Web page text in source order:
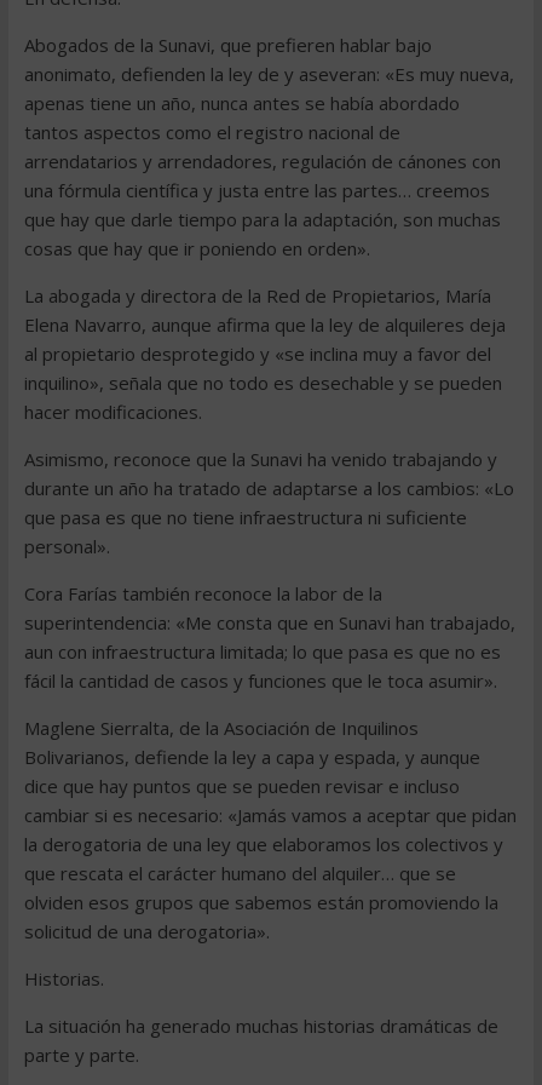
Abogados de la Sunavi, que prefieren hablar bajo
anonimato, defienden la ley de y aseveran: «Es muy nueva,
apenas tiene un año, nunca antes se había abordado
tantos aspectos como el registro nacional de
arrendatarios y arrendadores, regulación de cánones con
una fórmula científica y justa entre las partes… creemos
que hay que darle tiempo para la adaptación, son muchas
cosas que hay que ir poniendo en orden».
La abogada y directora de la Red de Propietarios, María
Elena Navarro, aunque afirma que la ley de alquileres deja
al propietario desprotegido y «se inclina muy a favor del
inquilino», señala que no todo es desechable y se pueden
hacer modificaciones.
Asimismo, reconoce que la Sunavi ha venido trabajando y
durante un año ha tratado de adaptarse a los cambios: «Lo
que pasa es que no tiene infraestructura ni suficiente
personal».
Cora Farías también reconoce la labor de la
superintendencia: «Me consta que en Sunavi han trabajado,
aun con infraestructura limitada; lo que pasa es que no es
fácil la cantidad de casos y funciones que le toca asumir».
Maglene Sierralta, de la Asociación de Inquilinos
Bolivarianos, defiende la ley a capa y espada, y aunque
dice que hay puntos que se pueden revisar e incluso
cambiar si es necesario: «Jamás vamos a aceptar que pidan
la derogatoria de una ley que elaboramos los colectivos y
que rescata el carácter humano del alquiler… que se
olviden esos grupos que sabemos están promoviendo la
solicitud de una derogatoria».
Historias.
La situación ha generado muchas historias dramáticas de
parte y parte.